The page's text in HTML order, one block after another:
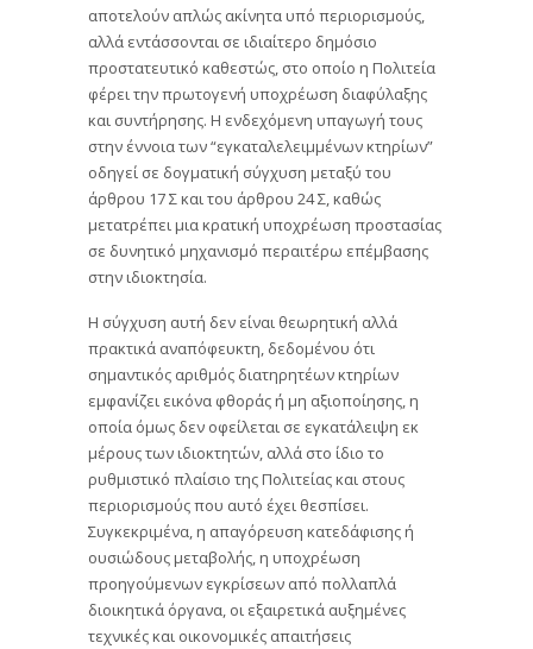
αποτελούν απλώς ακίνητα υπό περιορισμούς,
αλλά εντάσσονται σε ιδιαίτερο δημόσιο
προστατευτικό καθεστώς, στο οποίο η Πολιτεία
φέρει την πρωτογενή υποχρέωση διαφύλαξης
και συντήρησης. Η ενδεχόμενη υπαγωγή τους
στην έννοια των “εγκαταλελειμμένων κτηρίων”
οδηγεί σε δογματική σύγχυση μεταξύ του
άρθρου 17 Σ και του άρθρου 24 Σ, καθώς
μετατρέπει μια κρατική υποχρέωση προστασίας
σε δυνητικό μηχανισμό περαιτέρω επέμβασης
στην ιδιοκτησία.
Η σύγχυση αυτή δεν είναι θεωρητική αλλά
πρακτικά αναπόφευκτη, δεδομένου ότι
σημαντικός αριθμός διατηρητέων κτηρίων
εμφανίζει εικόνα φθοράς ή μη αξιοποίησης, η
οποία όμως δεν οφείλεται σε εγκατάλειψη εκ
μέρους των ιδιοκτητών, αλλά στο ίδιο το
ρυθμιστικό πλαίσιο της Πολιτείας και στους
περιορισμούς που αυτό έχει θεσπίσει.
Συγκεκριμένα, η απαγόρευση κατεδάφισης ή
ουσιώδους μεταβολής, η υποχρέωση
προηγούμενων εγκρίσεων από πολλαπλά
διοικητικά όργανα, οι εξαιρετικά αυξημένες
τεχνικές και οικονομικές απαιτήσεις